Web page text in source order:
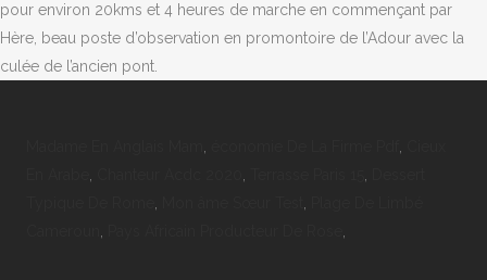
pour environ 20kms et 4 heures de marche en commençant par
Hère, beau poste d’observation en promontoire de l’Adour avec la
culée de l’ancien pont.